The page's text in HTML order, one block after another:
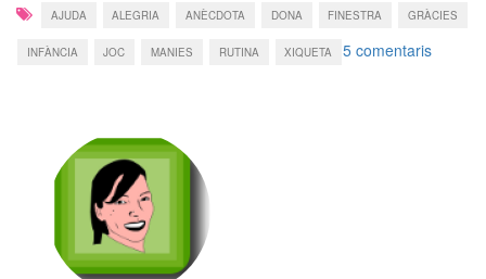
AJUDA ALEGRIA ANÈCDOTA DONA FINESTRA GRÀCIES
INFÀNCIA JOC MANIES RUTINA XIQUETA 5 comentaris